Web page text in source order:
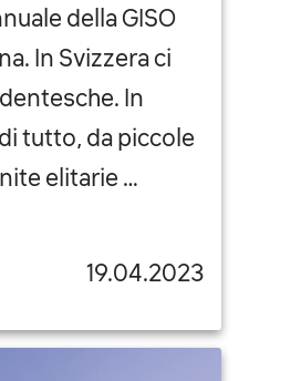
della GISO
In Svizzera ci
In
tutto, da piccole
elitarie …
19.04.2023